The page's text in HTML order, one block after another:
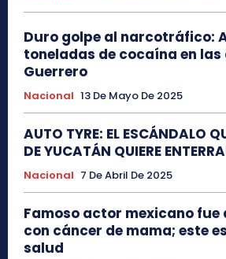
Duro golpe al narcotráfico:
toneladas de cocaína en
Guerrero
Nacional 13 De Mayo De 2025
AUTO TYRE: EL ESCÁNDALO
DE YUCATÁN QUIERE
Nacional 7 De Abril De 2025
Famoso actor mexicano
con cáncer de mama; este
salud